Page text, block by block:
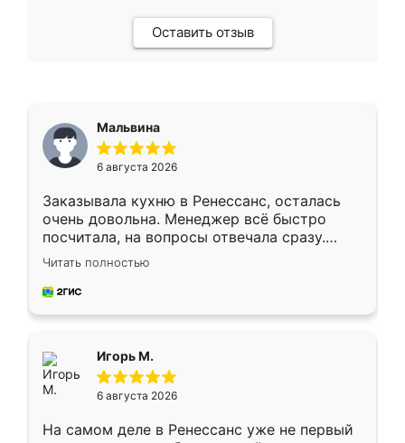
Оставить отзыв
Мальвина
6 августа 2026
Заказывала кухню в Ренессанс, осталась
очень довольна. Менеджер всё быстро
посчитала, на вопросы отвечала сразу.
Замерщик приехал в субботу, подошёл к
делу со всей ответственностью. Собрали
за день, ребята работали аккуратно, даже
Читать полностью
Игорь М.
6 августа 2026
На самом деле в Ренессанс уже не первый